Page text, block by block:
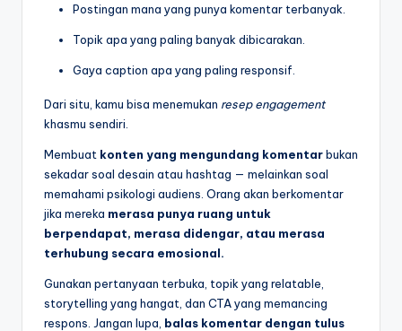
Postingan mana yang punya komentar terbanyak.
Topik apa yang paling banyak dibicarakan.
Gaya caption apa yang paling responsif.
Dari situ, kamu bisa menemukan resep engagement
khasmu sendiri.
Membuat konten yang mengundang komentarbukan
sekadar soal desain atau hashtag — melainkan soal
memahami psikologi audiens. Orang akan berkomentar
jika mereka merasa punya ruang untuk
berpendapat, merasa didengar, atau merasa
terhubung secara emosional.
Gunakan pertanyaan terbuka, topik yang relatable,
storytelling yang hangat, dan CTA yang memancing
respons. Jangan lupa, balas komentar dengan tulus